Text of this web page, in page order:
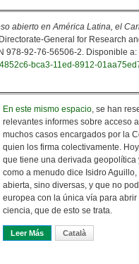
abierto en América Latina, el
General for Research
978-92-76-56506-2. Disponible a:
bca3-11ed-8912-
En este mismo espacio, se han
relevantes informes sobre acceso
muchos casos encargados por la
quien los firma colectivamente.
que tiene una derivada geopolítica
como a menudo dice Isidro
abierta, sino diversas, y que no
europea con la única vía para
ciencia, que de esto se trata.
Leer Más Sobre Como Decía
Català